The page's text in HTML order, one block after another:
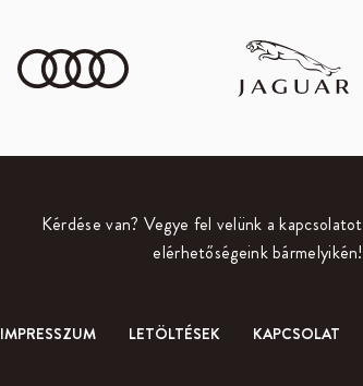
Kérdése van? Vegye fel velünk a kapcsolatot
elérhetőségeink bármelyikén!
IMPRESSZUM LETÖLTÉSEK KAPCSOLAT